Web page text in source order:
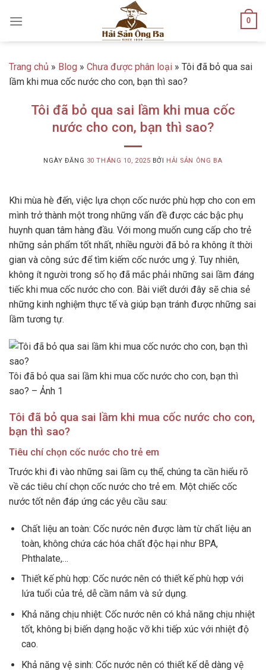
0
Trang chủ » Blog » Chưa được phân loại » Tôi đã bỏ qua sai
lầm khi mua cốc nước cho con, bạn thì sao?
Tôi đã bỏ qua sai lầm khi mua cốc
nước cho con, bạn thì sao?
NGÀY ĐĂNG 30 THÁNG 10, 2025 BỞI HẢI SẢN ÔNG BA
Khi mùa hè đến, việc lựa chọn cốc nước phù hợp cho con em
mình trở thành một trong những vấn đề được các bậc phụ
huynh quan tâm hàng đầu. Với mong muốn cung cấp cho trẻ
những sản phẩm tốt nhất, nhiều người đã bỏ ra không ít thời
gian và công sức để tìm kiếm cốc nước ưng ý. Tuy nhiên,
không ít người trong số họ đã mắc phải những sai lầm đáng
tiếc khi mua cốc nước cho con. Bài viết dưới đây sẽ chia sẻ
những kinh nghiệm thực tế và giúp bạn tránh được những sai
lầm tương tự.
Tôi đã bỏ qua sai lầm khi mua cốc nước cho con, bạn thì
sao? – Ảnh 1
Tôi đã bỏ qua sai lầm khi mua cốc nước cho con,
bạn thì sao?
Tiêu chí chọn cốc nước cho trẻ em
Trước khi đi vào những sai lầm cụ thể, chúng ta cần hiểu rõ
về các tiêu chí chọn cốc nước cho trẻ em. Một chiếc cốc
nước tốt nên đáp ứng các yêu cầu sau:
Chất liệu an toàn: Cốc nước nên được làm từ chất liệu an
toàn, không chứa các hóa chất độc hại như BPA,
Phthalate,…
Thiết kế phù hợp: Cốc nước nên có thiết kế phù hợp với
lứa tuổi của trẻ, dễ cầm nắm và sử dụng.
Khả năng chịu nhiệt: Cốc nước nên có khả năng chịu nhiệt
tốt, không bị biến dạng hoặc vỡ khi tiếp xúc với nhiệt độ
cao.
Khả năng vệ sinh: Cốc nước nên có thiết kế dễ dàng vệ